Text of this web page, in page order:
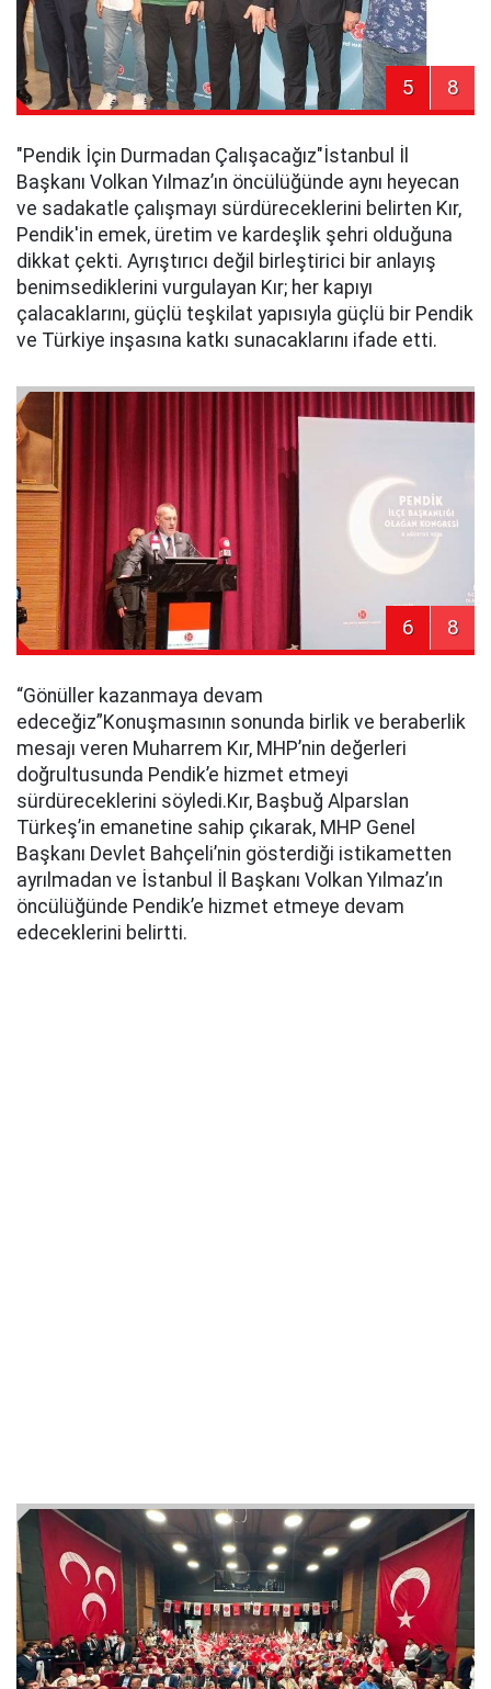
5 8
​"Pendik İçin Durmadan Çalışacağız"​İstanbul İl
Başkanı Volkan Yılmaz’ın öncülüğünde aynı heyecan
ve sadakatle çalışmayı sürdüreceklerini belirten Kır,
Pendik'in emek, üretim ve kardeşlik şehri olduğuna
dikkat çekti. Ayrıştırıcı değil birleştirici bir anlayış
benimsediklerini vurgulayan Kır; her kapıyı
çalacaklarını, güçlü teşkilat yapısıyla güçlü bir Pendik
ve Türkiye inşasına katkı sunacaklarını ifade etti.
6 8
“Gönüller kazanmaya devam
edeceğiz”Konuşmasının sonunda birlik ve beraberlik
mesajı veren Muharrem Kır, MHP’nin değerleri
doğrultusunda Pendik’e hizmet etmeyi
sürdüreceklerini söyledi.Kır, Başbuğ Alparslan
Türkeş’in emanetine sahip çıkarak, MHP Genel
Başkanı Devlet Bahçeli’nin gösterdiği istikametten
ayrılmadan ve İstanbul İl Başkanı Volkan Yılmaz’ın
öncülüğünde Pendik’e hizmet etmeye devam
edeceklerini belirtti.